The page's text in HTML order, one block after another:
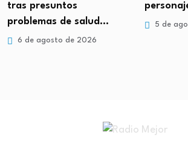
tras presuntos
problemas de salud…
6 de agosto de 2026
5 de